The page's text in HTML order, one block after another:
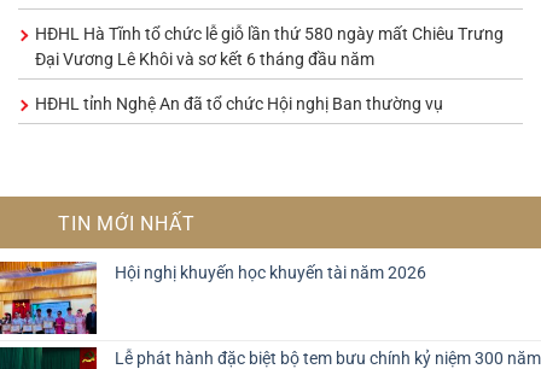
HĐHL Hà Tĩnh tổ chức lễ giỗ lần thứ 580 ngày mất Chiêu Trưng
Đại Vương Lê Khôi và sơ kết 6 tháng đầu năm
HĐHL tỉnh Nghệ An đã tổ chức Hội nghị Ban thường vụ
TIN MỚI NHẤT
Hội nghị khuyến học khuyến tài năm 2026
Lễ phát hành đặc biệt bộ tem bưu chính kỷ niệm 300 năm